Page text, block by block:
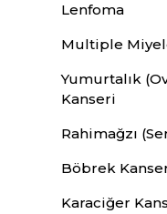
Lenfoma
Multiple
Yumurtalık
Kanseri
Rahimağzı
Böbrek
Karaciğer